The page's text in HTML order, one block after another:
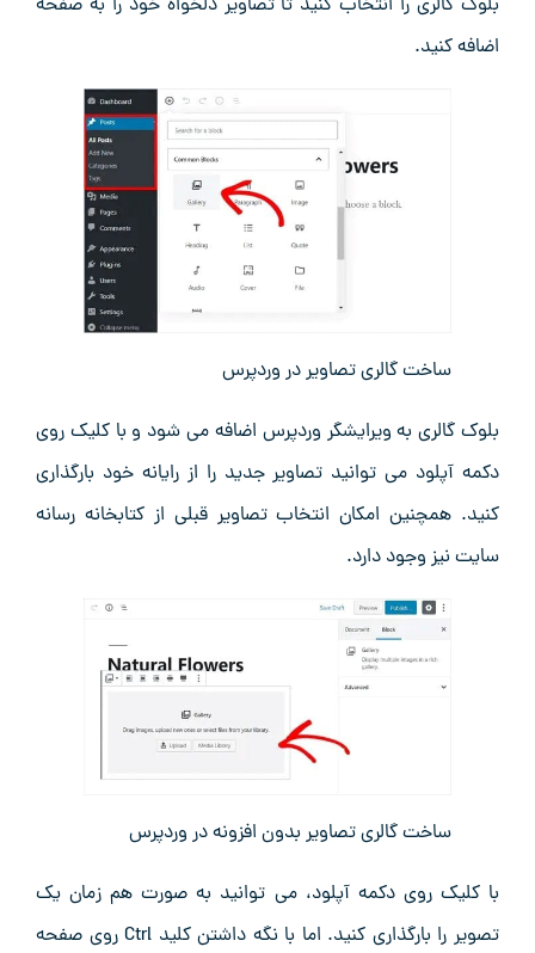
بلوک گالری را انتخاب کنید تا تصاویر دلخواه خود را به صفحه
اضافه کنید.
ساخت گالری تصاویر در وردپرس
بلوک گالری به ویرایشگر وردپرس اضافه می‌ شود و با کلیک روی
دکمه آپلود می‌ توانید تصاویر جدید را از رایانه خود بارگذاری
کنید. همچنین امکان انتخاب تصاویر قبلی از کتابخانه رسانه
سایت نیز وجود دارد.
ساخت گالری تصاویر بدون افزونه در وردپرس
با کلیک روی دکمه آپلود، می‌ توانید به ‌صورت هم زمان یک
تصویر را بارگذاری کنید. اما با نگه‌ داشتن کلید Ctrl روی صفحه‌